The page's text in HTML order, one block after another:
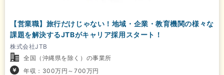
【営業職】旅行だけじゃない！地域・企業・教育機関の様々な
課題を解決するJTBがキャリア採用スタート！
株式会社JTB
全国（沖縄県を除く）の事業所
年収：300万円～700万円